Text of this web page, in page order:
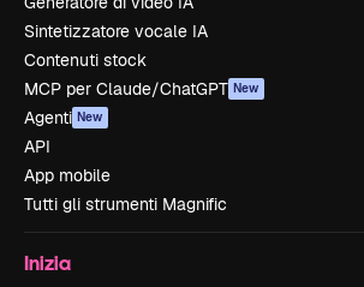
Sintetizzatore vocale IA
Contenuti stock
MCP per Claude/ChatGPT New
Agenti New
API
App mobile
Tutti gli strumenti Magnific
Inizia